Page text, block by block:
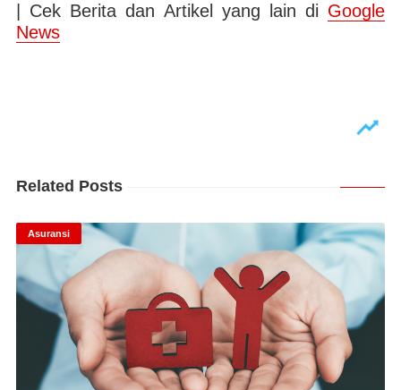
| Cek Berita dan Artikel yang lain di Google
News
Related Posts
Asuransi